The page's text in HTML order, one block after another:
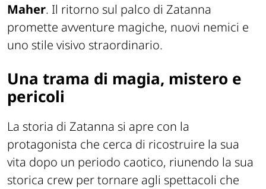
Maher. Il ritorno sul palco di Zatanna
promette avventure magiche, nuovi nemici e
uno stile visivo straordinario.
Una trama di magia, mistero e
pericoli
La storia di Zatanna si apre con la
protagonista che cerca di ricostruire la sua
vita dopo un periodo caotico, riunendo la sua
storica crew per tornare agli spettacoli che